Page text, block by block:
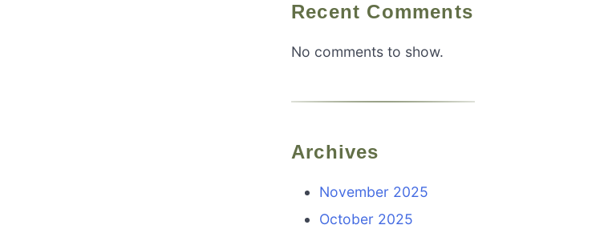
Recent Comments
No comments to show.
Archives
November 2025
October 2025